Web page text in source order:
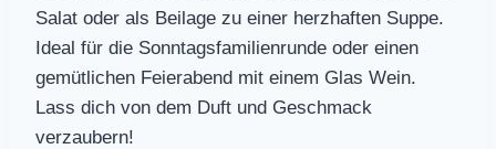
Salat oder als Beilage zu einer herzhaften Suppe.
Ideal für die Sonntagsfamilienrunde oder einen
gemütlichen Feierabend mit einem Glas Wein.
Lass dich von dem Duft und Geschmack
verzaubern!